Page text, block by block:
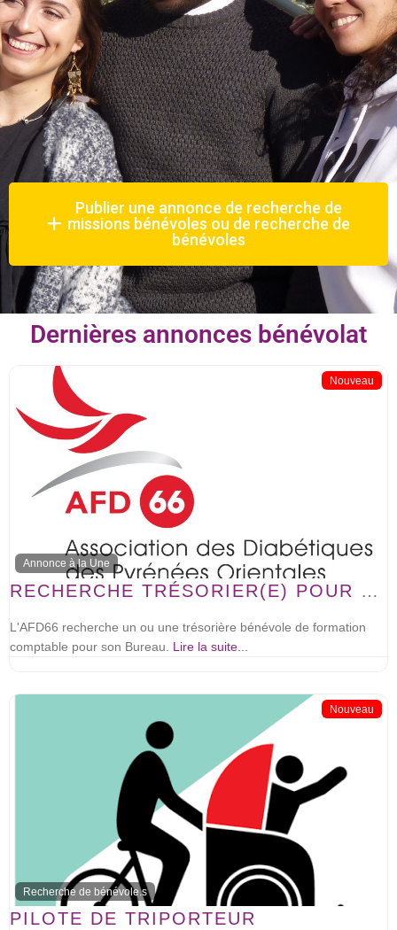
Publier une annonce de recherche de
missions bénévoles ou de recherche de
bénévoles
Dernières annonces bénévolat
Nouveau
Annonce à la Une
RECHERCHE TRÉSORIER(E) POUR L’AFD66
L'AFD66 recherche un ou une trésorière bénévole de formation
comptable pour son Bureau. Lire la suite...
Nouveau
Recherche de bénévole.s
PILOTE DE TRIPORTEUR